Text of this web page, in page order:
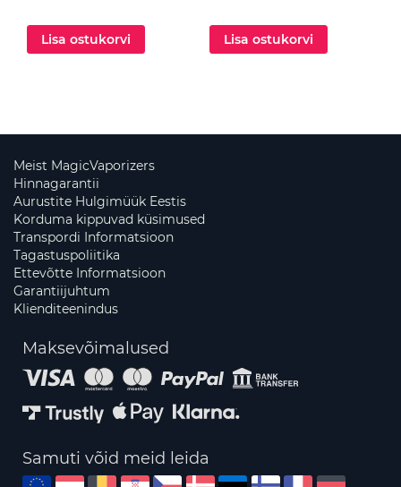
Lisa ostukorvi Lisa ostukorvi
Meist MagicVaporizers
Hinnagarantii
Aurustite Hulgimüük Eestis
Korduma kippuvad küsimused
Transpordi Informatsioon
Tagastuspoliitika
Ettevõtte Informatsioon
Garantiijuhtum
Klienditeenindus
Maksevõimalused
Samuti võid meid leida